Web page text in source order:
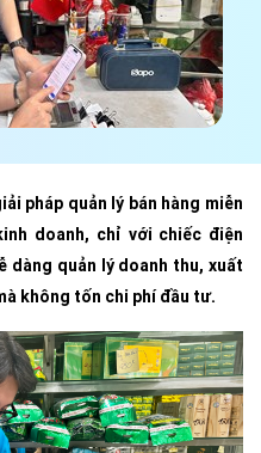
pháp quản lý bán hàng miễn
doanh, chỉ với chiếc điện
dàng quản lý doanh thu, xuất
không tốn chi phí đầu tư.